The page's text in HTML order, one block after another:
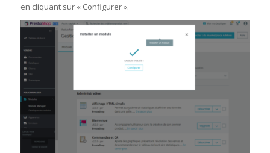
en cliquant sur « Configurer ».